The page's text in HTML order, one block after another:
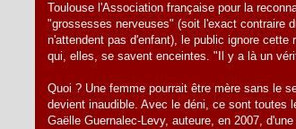
Toulouse l'Association française pour la
"grossesses nerveuses" (soit l'exact contraire
n'attendent pas d'enfant), le public ignore
qui, elles, se savent enceintes. "Il y a là un
Quoi ? Une femme pourrait être mère sans le
devient inaudible. Avec le déni, ce sont toutes
Gaëlle Guernalec-Levy, auteure, en 2007,